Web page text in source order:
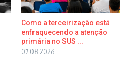
Como a terceirização está
enfraquecendo a atenção
primária no SUS ...
07.08.2026